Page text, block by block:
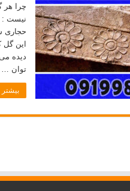
چرا هر
نیست :
حجاری
این
دیده
توان …
بیشتر